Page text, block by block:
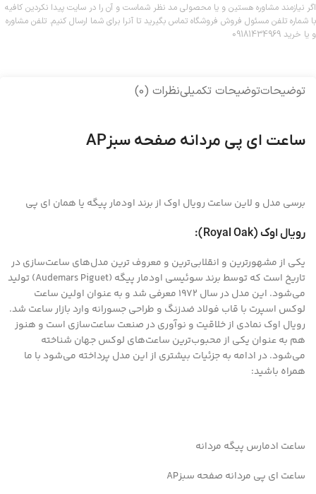
اگر نیازمند مشاوره هستین و یا محصولی مد نظر شماست و آن را در سایت پیدا نکردین کافیه
با شماره تلفن مسئول فروش فروشگاه تماس بگیرید تا آنرا برای شما ارسال کنیم. تلفن مشاوره
و یا خرید 09181434969
توضیحاتتوضیحات تکمیلینظرات (0)
ساعت ای پی مردانه صفحه سبزAP
برسی مدل و لاین ساعت رویال اوک از برند اودمار پیگه یا همان ای پی
رویال اوک (Royal Oak):
یکی از مشهورترین و انقلابی‌ترین و معروف ترین مدل‌های ساعت‌سازی در
تاریخ است که توسط برند سوئیسی اودمار پیگه (Audemars Piguet) تولید
می‌شود. این مدل در سال 1972 معرفی شد و به عنوان اولین ساعت
لوکس اسپرت با قاب فولاد ضدزنگ و طراحی جسورانه وارد بازار ساعت شد.
رویال اوک نمادی از خلاقیت و نوآوری در صنعت ساعت‌سازی است و هنوز
هم به عنوان یکی از محبوب‌ترین ساعت‌های لوکس جهان شناخته
می‌شود. در ادامه به جزئیات بیشتری از این مدل پرداخته می‌شود با ما
همراه باشید:
ساعت ادمارس پیگه مردانه
ساعت ای پی مردانه صفحه سبزAP